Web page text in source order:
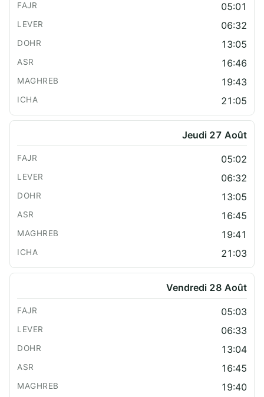
05:01
06:32
13:05
16:46
19:43
21:05
Jeudi 27 Août
05:02
06:32
13:05
16:45
19:41
21:03
Vendredi 28 Août
05:03
06:33
13:04
16:45
19:40